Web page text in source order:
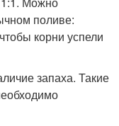
поливе:
корни успели
запаха. Такие